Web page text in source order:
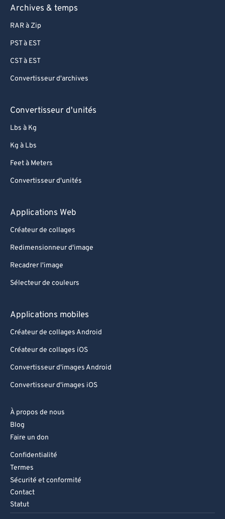
Archives & temps
RAR à Zip
PST à EST
CST à EST
Convertisseur d'archives
Convertisseur d'unités
Lbs à Kg
Kg à Lbs
Feet à Meters
Convertisseur d'unités
Applications Web
Créateur de collages
Redimensionneur d'image
Recadrer l'image
Sélecteur de couleurs
Applications mobiles
Créateur de collages Android
Créateur de collages iOS
Convertisseur d'images Android
Convertisseur d'images iOS
À propos de nous
Blog
Faire un don
Confidentialité
Termes
Sécurité et conformité
Contact
Statut